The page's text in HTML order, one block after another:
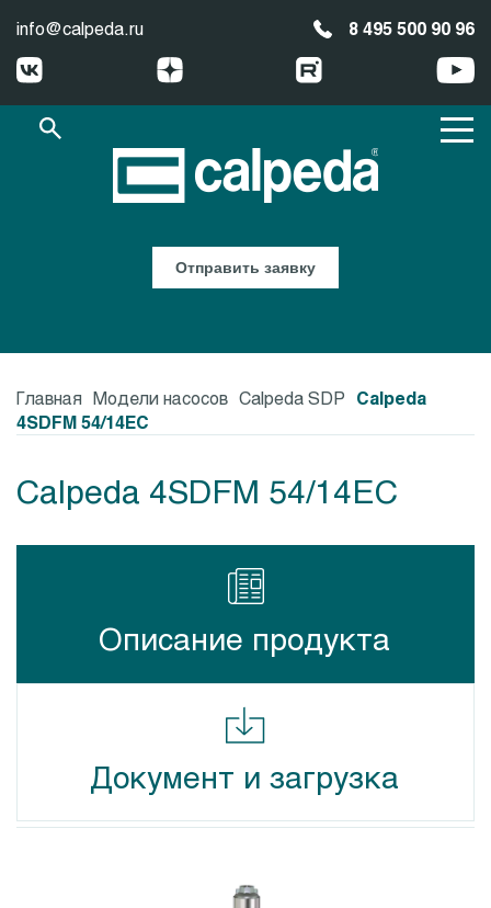
info@calpeda.ru 8 495 500 90 96
Отправить заявку
Главная Модели насосов Calpeda SDP
Calpeda
4SDFM 54/14EC
Calpeda 4SDFM 54/14EC
Описание продукта
Документ и загрузка